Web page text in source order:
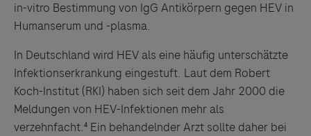
in-vitro Bestimmung von IgG Antikörpern gegen HEV in
Humanserum und -plasma.
In Deutschland wird HEV als eine häufig unterschätzte
Infektionserkrankung eingestuft. Laut dem Robert
Koch-Institut (RKI) haben sich seit dem Jahr 2000 die
Meldungen von HEV-Infektionen mehr als
verzehnfacht.⁴ Ein behandelnder Arzt sollte daher bei